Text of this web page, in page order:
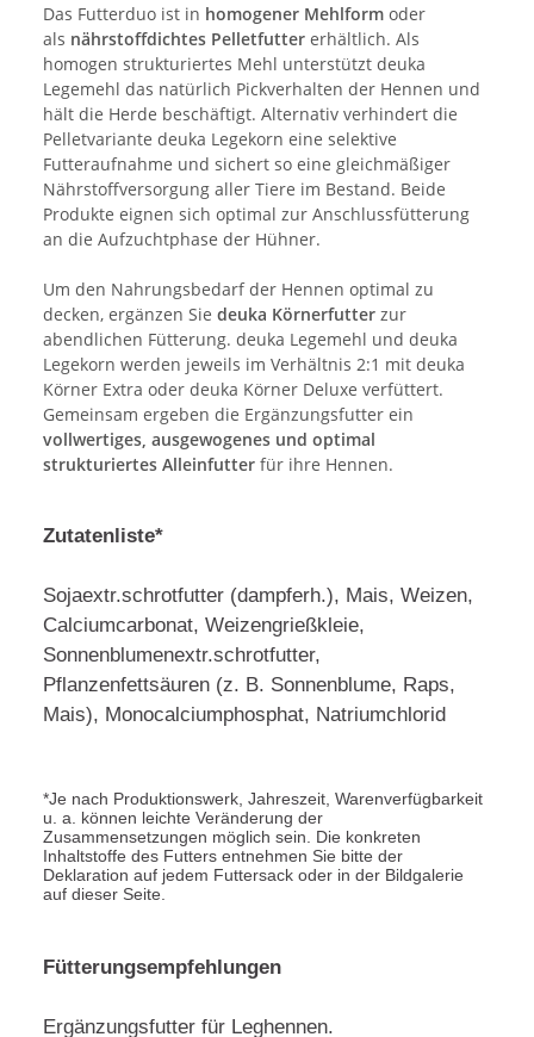
Das Futterduo ist in homogener Mehlform oder
als nährstoffdichtes Pelletfutter erhältlich. Als
homogen strukturiertes Mehl unterstützt deuka
Legemehl das natürlich Pickverhalten der Hennen und
hält die Herde beschäftigt. Alternativ verhindert die
Pelletvariante deuka Legekorn eine selektive
Futteraufnahme und sichert so eine gleichmäßiger
Nährstoffversorgung aller Tiere im Bestand. Beide
Produkte eignen sich optimal zur Anschlussfütterung
an die Aufzuchtphase der Hühner.
Um den Nahrungsbedarf der Hennen optimal zu
decken, ergänzen Sie deuka Körnerfutter zur
abendlichen Fütterung. deuka Legemehl und deuka
Legekorn werden jeweils im Verhältnis 2:1 mit deuka
Körner Extra oder deuka Körner Deluxe verfüttert.
Gemeinsam ergeben die Ergänzungsfutter ein
vollwertiges, ausgewogenes und optimal
strukturiertes Alleinfutter für ihre Hennen.
Zutatenliste*
Sojaextr.schrotfutter (dampferh.), Mais, Weizen,
Calciumcarbonat, Weizengrießkleie,
Sonnenblumenextr.schrotfutter,
Pflanzenfettsäuren (z. B. Sonnenblume, Raps,
Mais), Monocalciumphosphat, Natriumchlorid
*Je nach Produktionswerk, Jahreszeit, Warenverfügbarkeit
u. a. können leichte Veränderung der
Zusammensetzungen möglich sein. Die konkreten
Inhaltstoffe des Futters entnehmen Sie bitte der
Deklaration auf jedem Futtersack oder in der Bildgalerie
auf dieser Seite.
Fütterungsempfehlungen
Ergänzungsfutter für Leghennen.